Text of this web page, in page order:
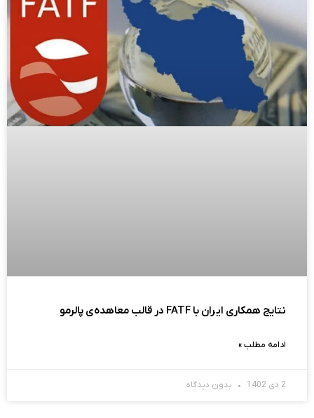
نتایج همکاری ایران با FATF در قالب معاهده‌ی پالرمو
ادامه مطلب »
2 دی 1402 بدون دیدگاه